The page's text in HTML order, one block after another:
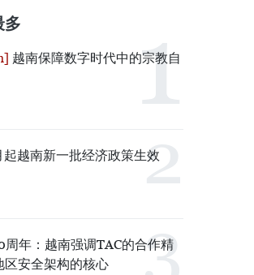
多
越南保障数字时代中的宗教自
越南新一批经济政策生效
周年：越南强调TAC的合作精
区安全架构的核心